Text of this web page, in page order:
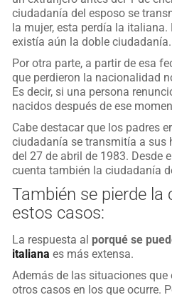
ciudadanía del esposo se
la mujer, esta perdía la
existía aún la doble ciudadanía.
Por otra parte, a partir de esa
que perdieron la nacionalidad
Es decir, si una persona
nacidos después de ese
Cabe destacar que los padres
ciudadanía se transmitía a sus
del 27 de abril de 1983. Desde
cuenta también la ciudadanía
También se pierde la
estos casos:
La respuesta al porqué se
italiana es más extensa.
Además de las situaciones
otros casos en los que ocurre.